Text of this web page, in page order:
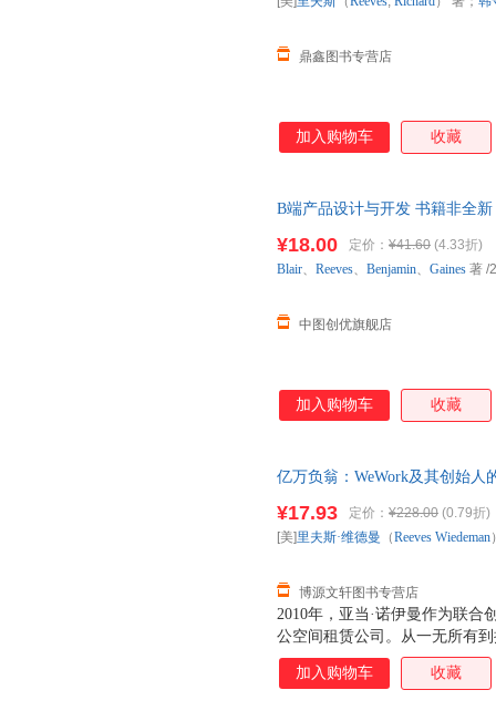
鼎鑫图书专营店
加入购物车 收藏
B端产品设计与开发 书籍非全
¥18.00 定价： ¥41.60 (4.33折)
中图创优旗舰店
Blair、 Reeves、 Benjamin、 Gaines 著 /
加入购物车 收藏
亿万负翁：WeWork及其创始
退换】
2010年，亚当·诺伊曼作为联
公空间租赁公司。从一无所有
间。 2019年，WeWork估值在
元，跃升美国创业公司估值首
¥17.93 定价： ¥228.00 (0.79折)
博源文轩图书专营店
[美]里夫斯·维德曼 （Reeves Wiedeman
加入购物车 收藏